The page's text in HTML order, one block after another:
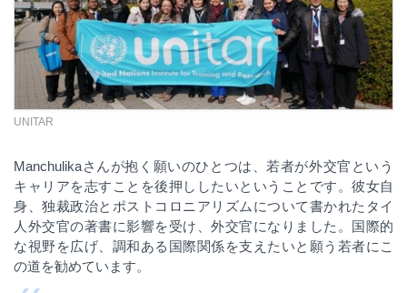
UNITAR
Manchulikaさんが抱く願いのひとつは、若者が外交官という
キャリアを志すことを後押ししたいということです。彼女自
身、独裁政治とポストコロニアリズムについて書かれたタイ
人外交官の著書に影響を受け、外交官になりました。国際的
な視野を広げ、調和ある国際関係を支えたいと願う若者にこ
の道を勧めています。